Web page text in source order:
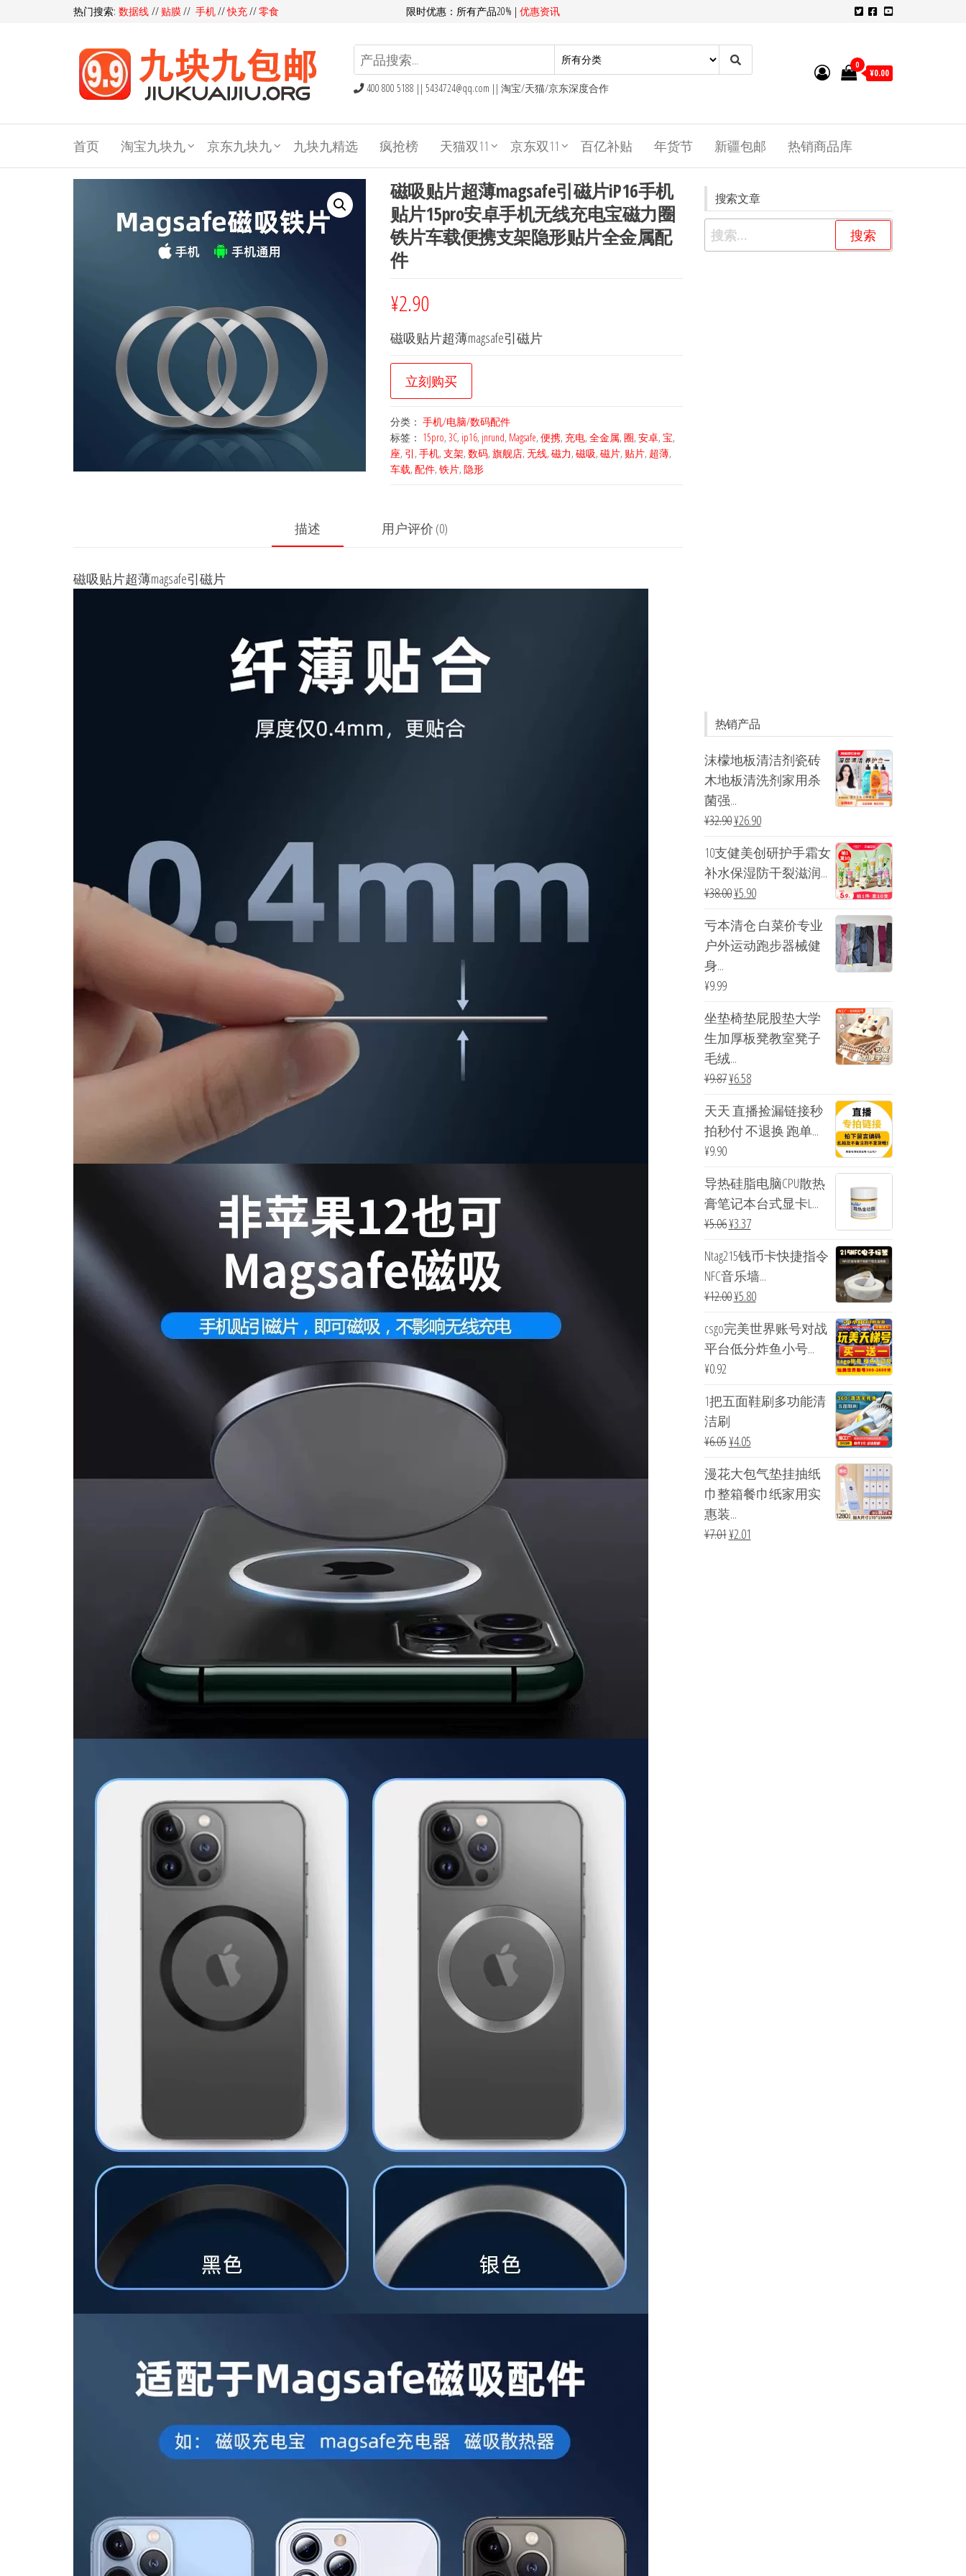
热门搜索: 数据线 // 贴膜// 手机//快充//零食 限时优惠：所有产品20% | 优惠资讯
九包
邮,9
块9包
邮,9.9
400 800 5188 || 5434724@qq.com || 淘宝/天猫/京东深度合作
0
¥0.00
首页 淘宝九块九 京东九块九 九块九精选 疯抢榜 天猫双11 京东双11 百亿补贴 年货节 新疆包邮 热销商品库
磁吸贴片超薄magsafe引磁片iP16手机
贴片15pro安卓手机无线充电宝磁力圈
铁片车载便携支架隐形贴片全金属配
件
¥2.90
磁吸贴片超薄magsafe引磁片
立刻购买
分类： 手机/电脑/数码配件
标签： 15pro, 3C, ip16, jnrund, Magsafe, 便携, 充电, 全金属, 圈, 安卓, 宝,
座, 引 , 手机, 支架, 数码, 旗舰店, 无线, 磁力, 磁吸, 磁片, 贴片, 超薄,
车载, 配件, 铁片, 隐形
描述 用户评价 (0)
磁吸贴片超薄magsafe引磁片
搜索文章
热销产品
沫檬地板清洁剂瓷砖
木地板清洗剂家用杀
菌强...
¥32.90¥26.90
10支健美创研护手霜女
补水保湿防干裂滋润...
¥38.00¥5.90
亏本清仓 白菜价专业
户外运动跑步器械健
身...
¥9.99
坐垫椅垫屁股垫大学
生加厚板凳教室凳子
毛绒...
¥9.87¥6.58
天天 直播捡漏链接秒
拍秒付 不退换 跑单...
¥9.90
导热硅脂电脑CPU散热
膏笔记本台式显卡L...
¥5.06¥3.37
Ntag215钱币卡快捷指令
NFC音乐墙...
¥12.00¥5.80
csgo完美世界账号对战
平台低分炸鱼小号...
¥0.92
1把五面鞋刷多功能清
洁刷
¥6.05¥4.05
漫花大包气垫挂抽纸
巾整箱餐巾纸家用实
惠装...
¥7.01¥2.01